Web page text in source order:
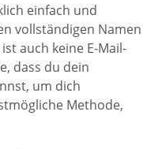
einfach und
vollständigen Namen
auch keine E-Mail-
dass du dein
um dich
Methode,